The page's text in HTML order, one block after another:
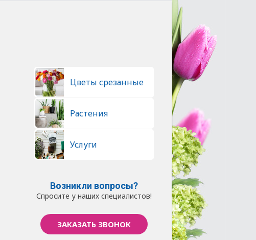
Цветы срезанные
Растения
Услуги
Возникли вопросы?
Спросите у наших специалистов!
ЗАКАЗАТЬ ЗВОНОК